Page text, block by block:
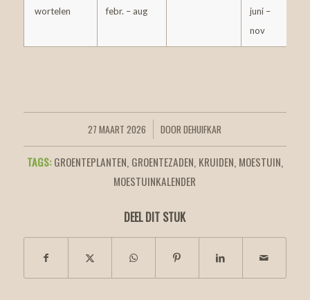
wortelen febr. – aug
juni –
nov
27 MAART 2026
/ DOORDEHUIFKAR
TAGS: GROENTEPLANTEN, GROENTEZADEN, KRUIDEN, MOESTUIN,
MOESTUINKALENDER
DEEL DIT STUK